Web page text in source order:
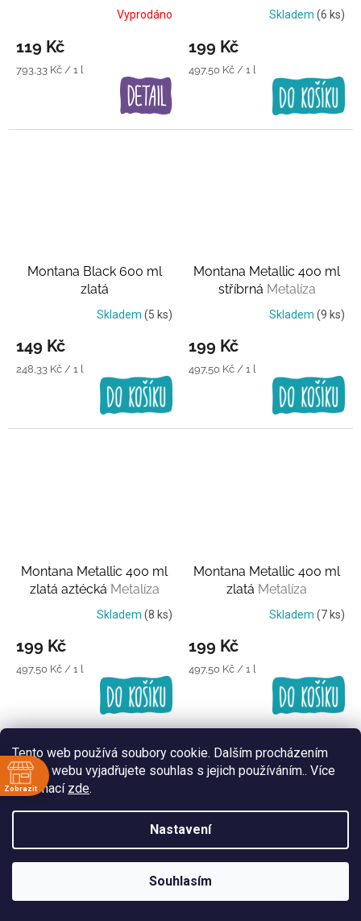
Tento web používá soubory cookie. Dalším procházením
tohoto webu vyjadřujete souhlas s jejich používáním.. Více
informací zde.
Nastavení
Souhlasím
Vyprodáno
119 Kč
Měrná
793,33 Kč / 1 l
Skladem (6 ks)
199 Kč
Měrná
497,50 Kč / 1 l
Montana Black 600 ml
zlatá
Skladem (5 ks)
149 Kč
Měrná
248,33 Kč / 1 l
Montana Metallic 400 ml
stříbrná Metalíza
Skladem (9 ks)
199 Kč
Měrná
497,50 Kč / 1 l
Montana Metallic 400 ml
zlatá aztécká Metalíza
Skladem (8 ks)
199 Kč
Měrná
497,50 Kč / 1 l
Montana Metallic 400 ml
zlatá Metalíza
Skladem (7 ks)
199 Kč
Měrná
497,50 Kč / 1 l
–42 %
bílá lesklá
Zobrazit